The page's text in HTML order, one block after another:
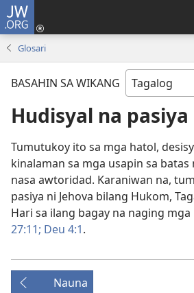
JW.ORG
Glosari
BASAHIN SA WIKANG
Hudisyal na pasiya
Tumutukoy ito sa mga hatol,
kinalaman sa mga usapin sa batas
nasa awtoridad. Karaniwan na,
pasiya ni Jehova bilang Hukom,
Hari sa ilang bagay na naging
27:11; Deu 4:1.
Nauna